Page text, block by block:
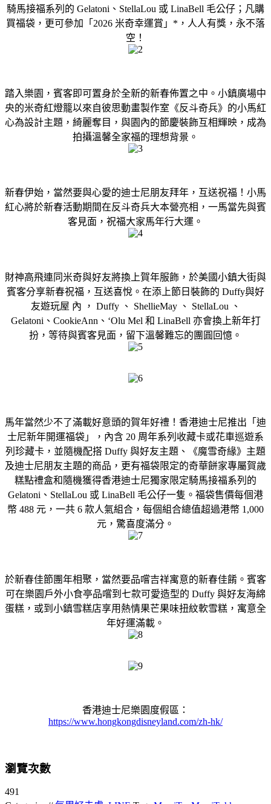
騎馬接福系列的 Gelatoni、StellaLou 或 LinaBell 毛公仔；凡購
買福袋，更可參加「2026 米奇幸運賞」*，人人有獎，永不落
空！
踏入樂園，賓客即可置身於全新的新春佈置之中。小鎮廣場中
央的米奇紅燈籠以來自彼思動畫製作室《反斗奇兵》的小馬紅
心為設計主題，綺麗奪目，與園內的節慶裝飾互相輝映，成為
拍攝溫馨全家福的理想背景。
新春伊始，當然要與心愛的迪士尼朋友拜年，互送祝福！小馬
紅心將於新春活動期間在反斗奇兵大本營亮相，一馬當先與賓
客見面，祝福大家馬年行大運。
財神高飛連同米奇與好友將換上賀年服飾，於美國小鎮大街與
賓客分享新春祝福，互送喜悅。在添上節日裝飾的 Duffy與好
友遊玩屋 內 ， Duffy 、 ShellieMay 、 StellaLou 、
Gelatoni、CookieAnn、‘Olu Mel 和 LinaBell 亦會換上新年打
扮，等待與賓客見面，留下溫馨難忘的團圓回憶。
馬年當然少不了滿載好意頭的賀年好禮！香港迪士尼推出「迪
士尼新年開運福袋」，內含 20 周年系列收藏卡或花車巡遊系
列珍藏卡，並隨機配搭 Duffy 與好友主題、《魔雪奇緣》主題
及迪士尼朋友主題的商品，更有福袋限定的奇華餅家專屬賀歲
糕點禮盒和隨機獲得香港迪士尼獨家限定騎馬接福系列的
Gelatoni、StellaLou 或 LinaBell 毛公仔一隻。福袋售價每個港
幣 488 元，一共 6 款人氣組合，每個組合總值超過港幣 1,000
元，驚喜度滿分。
於新春佳節團年相聚，當然要品嚐吉祥寓意的新春佳餚。賓客
可在樂園戶外小食亭品嚐到七款可愛造型的 Duffy 與好友海綿
蛋糕，或到小鎮雪糕店享用熱情果芒果味扭紋軟雪糕，寓意全
年好運滿載。
香港迪士尼樂園度假區：
https://www.hongkongdisneyland.com/zh-hk/
瀏覽次數
491